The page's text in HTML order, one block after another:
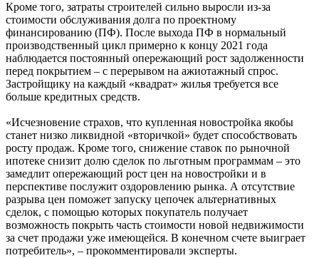
Кроме того, затраты строителей сильно выросли из-за
стоимости обслуживания долга по проектному
финансированию (ПФ). После выхода ПФ в нормальный
производственный цикл примерно к концу 2021 года
наблюдается постоянный опережающий рост задолженности
перед покрытием – с перерывом на ажиотажный спрос.
Застройщику на каждый «квадрат» жилья требуется все
больше кредитных средств.
«Исчезновение страхов, что купленная новостройка якобы
станет низко ликвидной «вторичкой» будет способствовать
росту продаж. Кроме того, снижение ставок по рыночной
ипотеке снизит долю сделок по льготным программам – это
замедлит опережающий рост цен на новостройки и в
перспективе послужит оздоровлению рынка. А отсутствие
разрыва цен поможет запуску цепочек альтернативных
сделок, с помощью которых покупатель получает
возможность покрыть часть стоимости новой недвижимости
за счет продажи уже имеющейся. В конечном счете выиграет
потребитель», – прокомментировали эксперты.